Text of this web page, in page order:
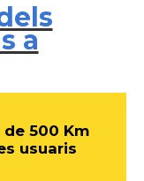
a
de 500 Km
usuaris